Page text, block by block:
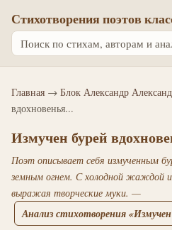
Стихотворения поэтов
Главная → Блок Александр
вдохновенья...
Измучен бурей
Поэт описывает себя измученным
земным огнем. С холодной жаждой
выражая творческие муки. —
Анализ стихотворения «Измучен